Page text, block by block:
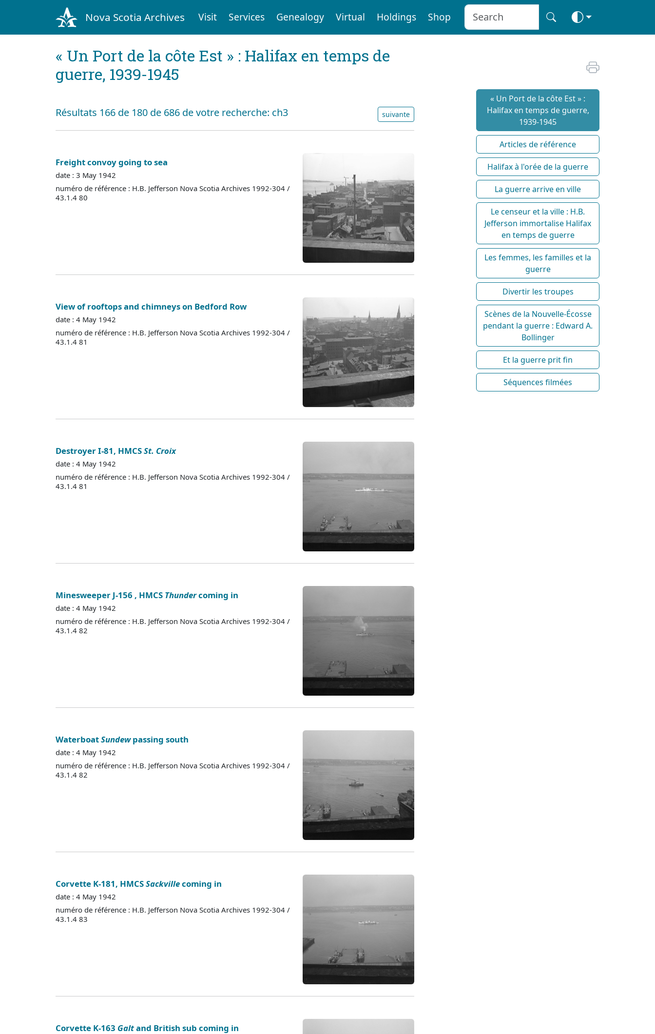
Nova Scotia Archives Visit Services Genealogy Virtual Holdings Shop
« Un Port de la côte Est » : Halifax en temps de
guerre, 1939-1945
Résultats 166 de 180 de 686 de votre recherche: ch3 suivante
Freight convoy going to sea
date : 3 May 1942
numéro de référence : H.B. Jefferson Nova Scotia Archives 1992-304 /
43.1.4 80
View of rooftops and chimneys on Bedford Row
date : 4 May 1942
numéro de référence : H.B. Jefferson Nova Scotia Archives 1992-304 /
43.1.4 81
Destroyer I-81, HMCSSt. Croix
date : 4 May 1942
numéro de référence : H.B. Jefferson Nova Scotia Archives 1992-304 /
43.1.4 81
Minesweeper J-156 , HMCS Thundercoming in
date : 4 May 1942
numéro de référence : H.B. Jefferson Nova Scotia Archives 1992-304 /
43.1.4 82
WaterboatSundewpassing south
date : 4 May 1942
numéro de référence : H.B. Jefferson Nova Scotia Archives 1992-304 /
43.1.4 82
Corvette K-181, HMCSSackvillecoming in
date : 4 May 1942
numéro de référence : H.B. Jefferson Nova Scotia Archives 1992-304 /
43.1.4 83
Corvette K-163 Galtand British sub coming in
« Un Port de la côte Est » :
Halifax en temps de guerre,
1939-1945
Articles de référence
Halifax à l'orée de la guerre
La guerre arrive en ville
Le censeur et la ville : H.B.
Jefferson immortalise Halifax
en temps de guerre
Les femmes, les familles et la
guerre
Divertir les troupes
Scènes de la Nouvelle-Écosse
pendant la guerre : Edward A.
Bollinger
Et la guerre prit fin
Séquences filmées